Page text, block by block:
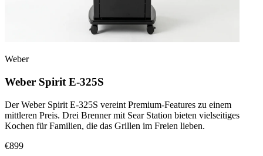
Weber
Weber Spirit E-325S
Der Weber Spirit E-325S vereint Premium-Features zu einem
mittleren Preis. Drei Brenner mit Sear Station bieten vielseitiges
Kochen für Familien, die das Grillen im Freien lieben.
€899